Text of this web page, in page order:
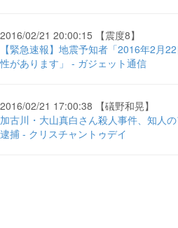
2016/02/21 20:00:15 【震度8】
【緊急速報】地震予知者「2016年2月
性があります」 - ガジェット通信
2016/02/21 17:00:38 【礒野和晃】
加古川・大山真白さん殺人事件、知人
逮捕 - クリスチャントゥデイ